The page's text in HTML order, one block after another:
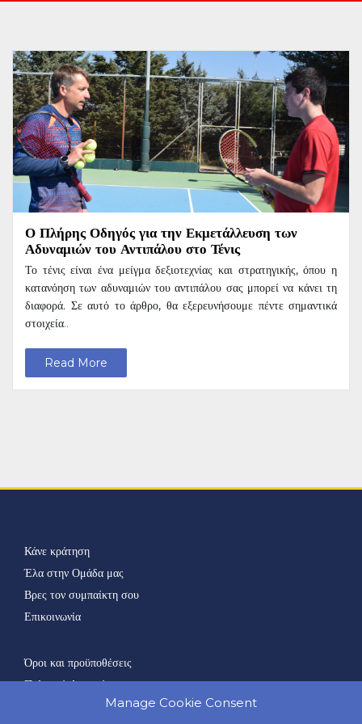
Manage Cookie Consent
Ο Πλήρης Οδηγός για την Εκμετάλλευση των
Αδυναμιών του Αντιπάλου στο Τένις
Το τένις είναι ένα μείγμα δεξιοτεχνίας και στρατηγικής, όπου η
κατανόηση των αδυναμιών του αντιπάλου σας μπορεί να κάνει τη
διαφορά. Σε αυτό το άρθρο, θα εξερευνήσουμε πέντε σημαντικά
στοιχεία..
Read More
Κάνε κράτηση
Έλα στην Ομάδα μας
Βρες τον συμπαίκτη σου
Επικοινωνία
Όροι και προϋποθέσεις
Πολιτική Απορρήτου
Πολιτική Cookies